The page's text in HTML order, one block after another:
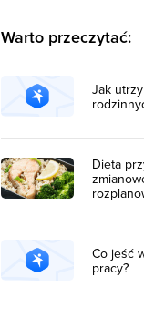
Warto przeczytać:
Jak
Dieta
Co jeść
pracy?